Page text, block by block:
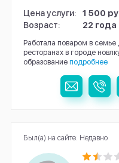
Цена услуги:
1 500
Возраст:
22 года
Работала поваром в семье
ресторанах в городе
образование подробнее
Был(а) на сайте: Недавно